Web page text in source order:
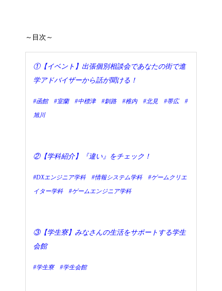
～目次～
①【イベント】 出張個別相談会であなたの街で進
学アドバイザーから話が聞ける！
#函館 #室蘭 #中標津 #釧路 #稚内 #北見 #帯広 #
旭川
②【学科紹介】『違い』をチェック！
#DXエンジニア学科 #情報システム学科 #ゲームクリエ
イター学科 #ゲームエンジニア学科
③【学生寮】みなさんの生活をサポートする学生
会館
#学生寮 #学生会館